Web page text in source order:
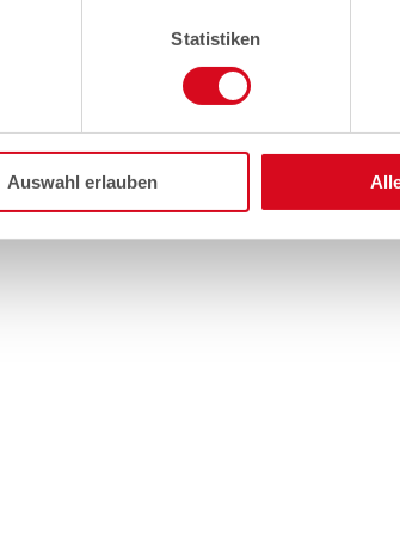
Statistiken
Auswahl erlauben